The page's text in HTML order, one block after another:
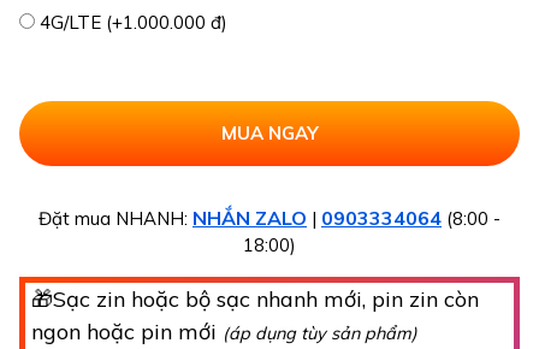
4G/LTE (+1.000.000 đ)
Đặt mua NHANH: NHẮN ZALO | 0903334064 (8:00 -
18:00)
🎁Sạc zin hoặc bộ sạc nhanh mới, pin zin còn
ngon hoặc pin mới (áp dụng tùy sản phẩm)